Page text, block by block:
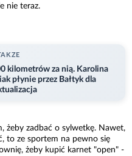
nie teraz.
kilometrów za nią. Karolina
płynie przez Bałtyk dla
żeby zadbać o sylwetkę. Nawet,
to ze sportem na pewno się
żeby kupić karnet "open" -